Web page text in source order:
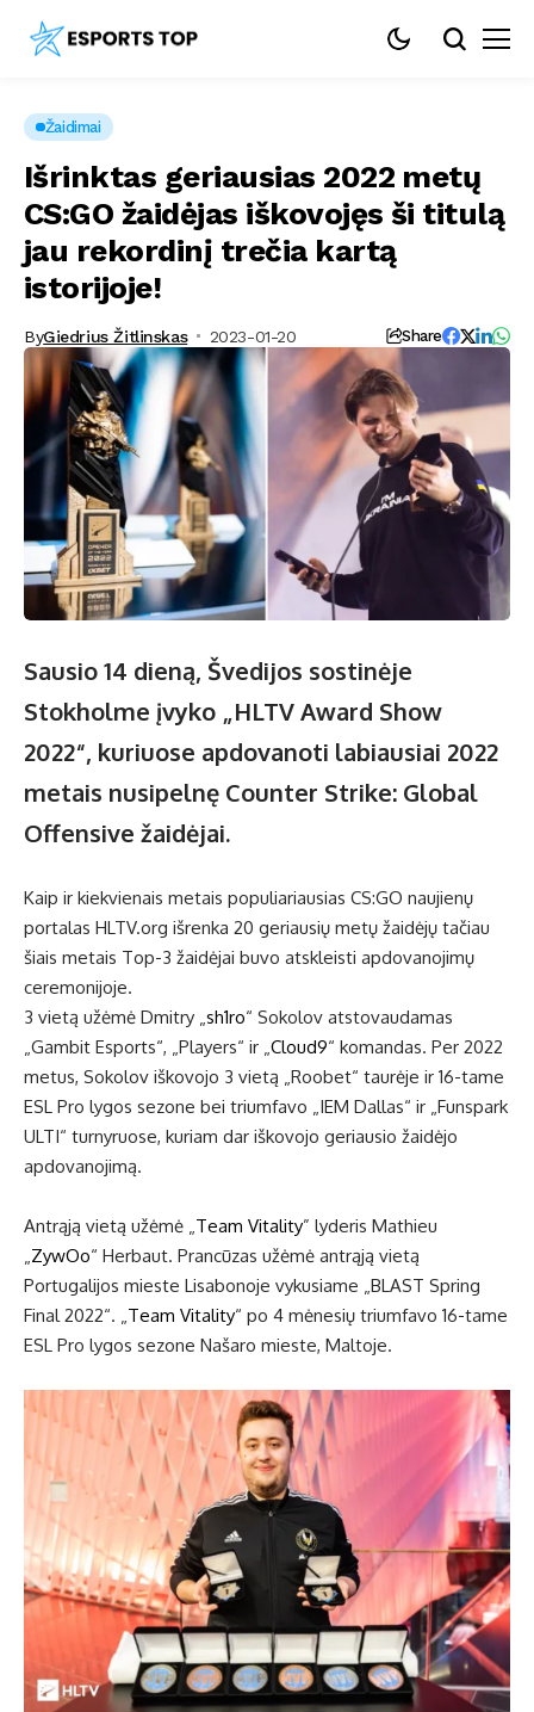
Žaidimai
Išrinktas geriausias 2022 metų
CS:GO žaidėjas iškovojęs ši titulą
jau rekordinį trečia kartą
istorijoje!
ByGiedrius Žitlinskas 2023-01-20 Share
Sausio 14 dieną, Švedijos sostinėje
Stokholme įvyko „HLTV Award Show
2022“, kuriuose apdovanoti labiausiai 2022
metais nusipelnę Counter Strike: Global
Offensive žaidėjai.
Kaip ir kiekvienais metais populiariausias CS:GO naujienų
portalas HLTV.org išrenka 20 geriausių metų žaidėjų tačiau
šiais metais Top-3 žaidėjai buvo atskleisti apdovanojimų
ceremonijoje.
3 vietą užėmė Dmitry „sh1ro“ Sokolov atstovaudamas
„Gambit Esports“, „Players“ ir „Cloud9“ komandas. Per 2022
metus, Sokolov iškovojo 3 vietą „Roobet“ taurėje ir 16-tame
ESL Pro lygos sezone bei triumfavo „IEM Dallas“ ir „Funspark
ULTI“ turnyruose, kuriam dar iškovojo geriausio žaidėjo
apdovanojimą.
Antrąją vietą užėmė „Team Vitality” lyderis Mathieu
„ZywOo“ Herbaut. Prancūzas užėmė antrąją vietą
Portugalijos mieste Lisabonoje vykusiame „BLAST Spring
Final 2022“. „Team Vitality“ po 4 mėnesių triumfavo 16-tame
ESL Pro lygos sezone Našaro mieste, Maltoje.